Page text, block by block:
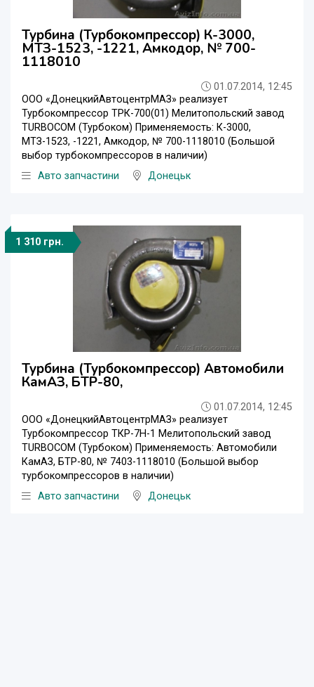
Турбина (Турбокомпрессор) К-3000,
МТЗ-1523, -1221, Амкодор, № 700-
1118010
01.07.2014, 12:45
ООО «ДонецкийАвтоцентрМАЗ» реализует
Турбокомпрессор ТРК-700(01) Мелитопольский завод
TURBOCOM (Турбоком) Применяемость: К-3000,
МТЗ-1523, -1221, Амкодор, № 700-1118010 (Большой
выбор турбокомпрессоров в наличии)
Авто запчастини
Донецьк
1 310 грн.
Турбина (Турбокомпрессор) Автомобили
КамАЗ, БТР-80,
01.07.2014, 12:45
ООО «ДонецкийАвтоцентрМАЗ» реализует
Турбокомпрессор ТКР-7Н-1 Мелитопольский завод
TURBOCOM (Турбоком) Применяемость: Автомобили
КамАЗ, БТР-80, № 7403-1118010 (Большой выбор
турбокомпрессоров в наличии)
Авто запчастини
Донецьк